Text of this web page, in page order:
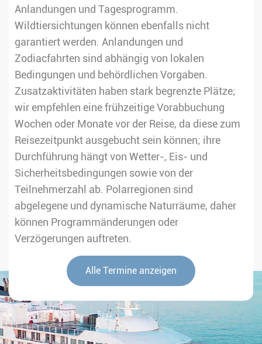
Anlandungen und Tagesprogramm.
Wildtiersichtungen können ebenfalls nicht
garantiert werden. Anlandungen und
Zodiacfahrten sind abhängig von lokalen
Bedingungen und behördlichen Vorgaben.
Zusatzaktivitäten haben stark begrenzte Plätze;
wir empfehlen eine frühzeitige Vorabbuchung
Wochen oder Monate vor der Reise, da diese zum
Reisezeitpunkt ausgebucht sein können; ihre
Durchführung hängt von Wetter-, Eis- und
Sicherheitsbedingungen sowie von der
Teilnehmerzahl ab. Polarregionen sind
abgelegene und dynamische Naturräume, daher
können Programmänderungen oder
Verzögerungen auftreten.
Alle Termine anzeigen